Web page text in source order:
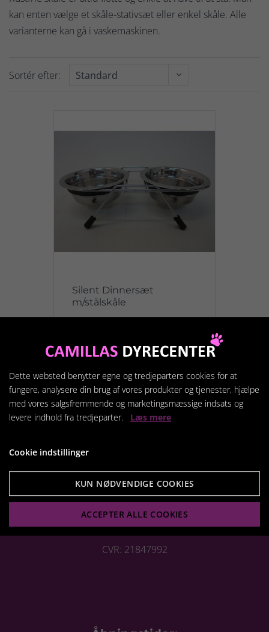
kan enten vælge et skåle-stativsæt eller enkel skåle. Alle
varianterne kan gå i vaskemaskinen.
Sortér efter:
Silent Dinnersæt
m/stålskåle
Vis produkt
Camillas Dyrecenter
Ring til os på +45 97 85 37 67
eller send os en e-mail:
info@camillasdyrecenter.dk
Bredgade 67, 7600 Struer,
CVR: 21847992
Dette websted benytter egne og tredjeparters cookies for at
fungere, analysere din brug af vores produkter og tjenester, hjælpe
med vores salgsfremmende og marketingsmæssige indsats og
levere indhold fra tredjeparter. Læs mere
Cookie indstillinger
KUN NØDVENDIGE COOKIES
ACCEPTER ALLE COOKIES